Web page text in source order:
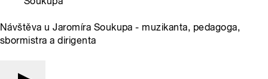
Návštěva u Jaromíra Soukupa - muzikanta, pedagoga,
sbormistra a dirigenta